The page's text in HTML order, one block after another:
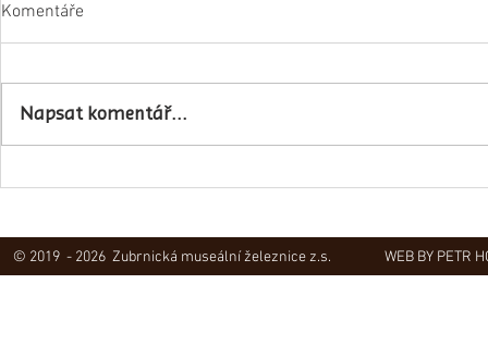
Komentáře
Napsat komentář...
© 2019 - 2026 Zubrnická museální železnice z.s. WEB BY